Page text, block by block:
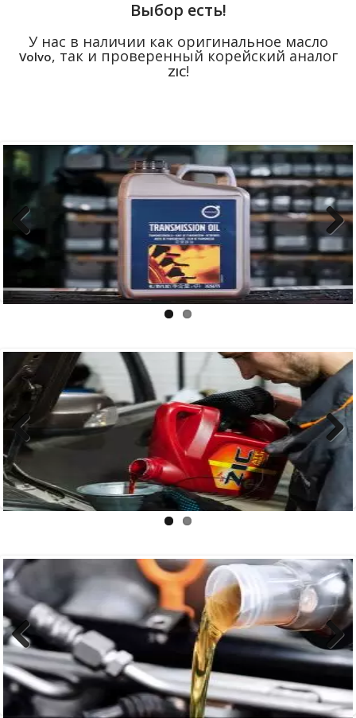
Выбор есть!
У нас в наличии как оригинальное масло
Volvo, так и проверенный корейский аналог
ZIC!
Previous Next
Previous Next
Previous Next